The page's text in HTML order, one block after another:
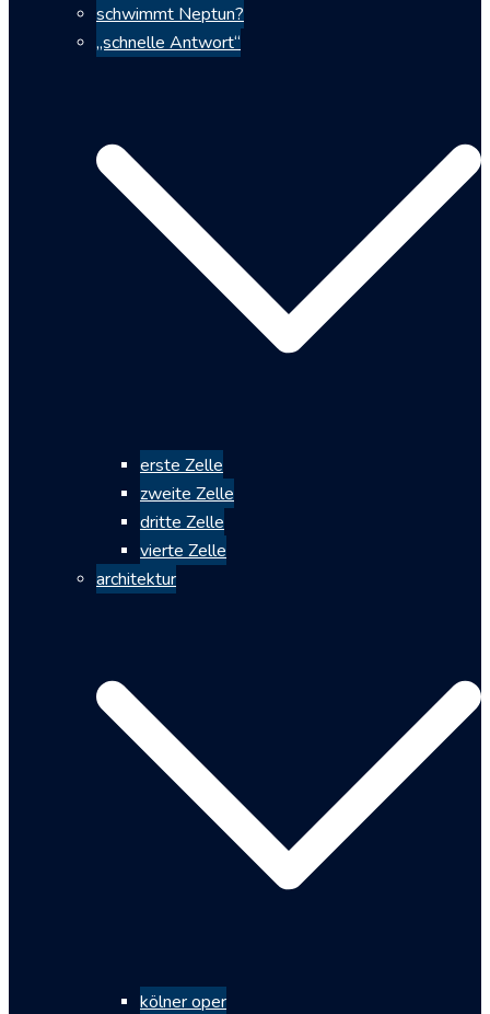
schwimmt Neptun?
„schnelle Antwort“
erste Zelle
zweite Zelle
dritte Zelle
vierte Zelle
architektur
kölner oper